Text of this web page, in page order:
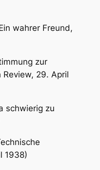
wahrer Freund,
zur
29. April
schwierig zu
1938)